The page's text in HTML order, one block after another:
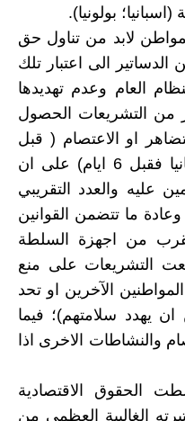
بولونيا).
لابد من تناول حق
الى اعتبار تلك
العام وعدم تهديدها
من التشريعات الحصول
او الاعتصام ( قبل
يومين في المانيا؛ في فرنسا قبل 3 ليام؛ اما في بريطانيا فقبل 6 ايام) على ان
عليه والعدد التقريبي
ما تتضمن القوانين
من اجهزة السلطة
التشريعات على منع
الآخرين او تحد
يهدد سلامتهم)؛ فيما
والنشاطات الاخرى اذا
الحقوق الاقتصادية
الغالبية العظمى من